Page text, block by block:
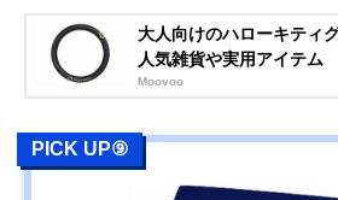
大人向けのハローキティ
人気雑貨や実用アイテム
Moovoo
PICK UP⑨